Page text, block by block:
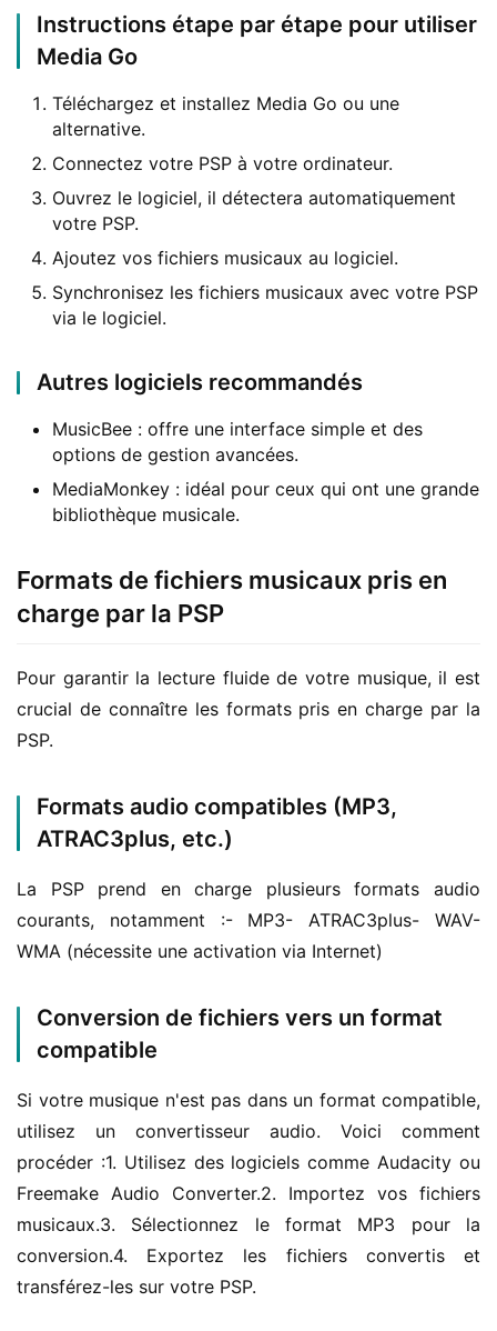
Instructions étape par étape pour utiliser
Media Go
Téléchargez et installez Media Go ou une
alternative.
Connectez votre PSP à votre ordinateur.
Ouvrez le logiciel, il détectera automatiquement
votre PSP.
Ajoutez vos fichiers musicaux au logiciel.
Synchronisez les fichiers musicaux avec votre PSP
via le logiciel.
Autres logiciels recommandés
MusicBee : offre une interface simple et des
options de gestion avancées.
MediaMonkey : idéal pour ceux qui ont une grande
bibliothèque musicale.
Formats de fichiers musicaux pris en
charge par la PSP
Pour garantir la lecture fluide de votre musique, il est
crucial de connaître les formats pris en charge par la
PSP.
Formats audio compatibles (MP3,
ATRAC3plus, etc.)
La PSP prend en charge plusieurs formats audio
courants, notamment :- MP3- ATRAC3plus- WAV-
WMA (nécessite une activation via Internet)
Conversion de fichiers vers un format
compatible
Si votre musique n'est pas dans un format compatible,
utilisez un convertisseur audio. Voici comment
procéder :1. Utilisez des logiciels comme Audacity ou
Freemake Audio Converter.2. Importez vos fichiers
musicaux.3. Sélectionnez le format MP3 pour la
conversion.4. Exportez les fichiers convertis et
transférez-les sur votre PSP.